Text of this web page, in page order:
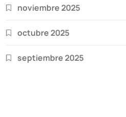
noviembre 2025
octubre 2025
septiembre 2025